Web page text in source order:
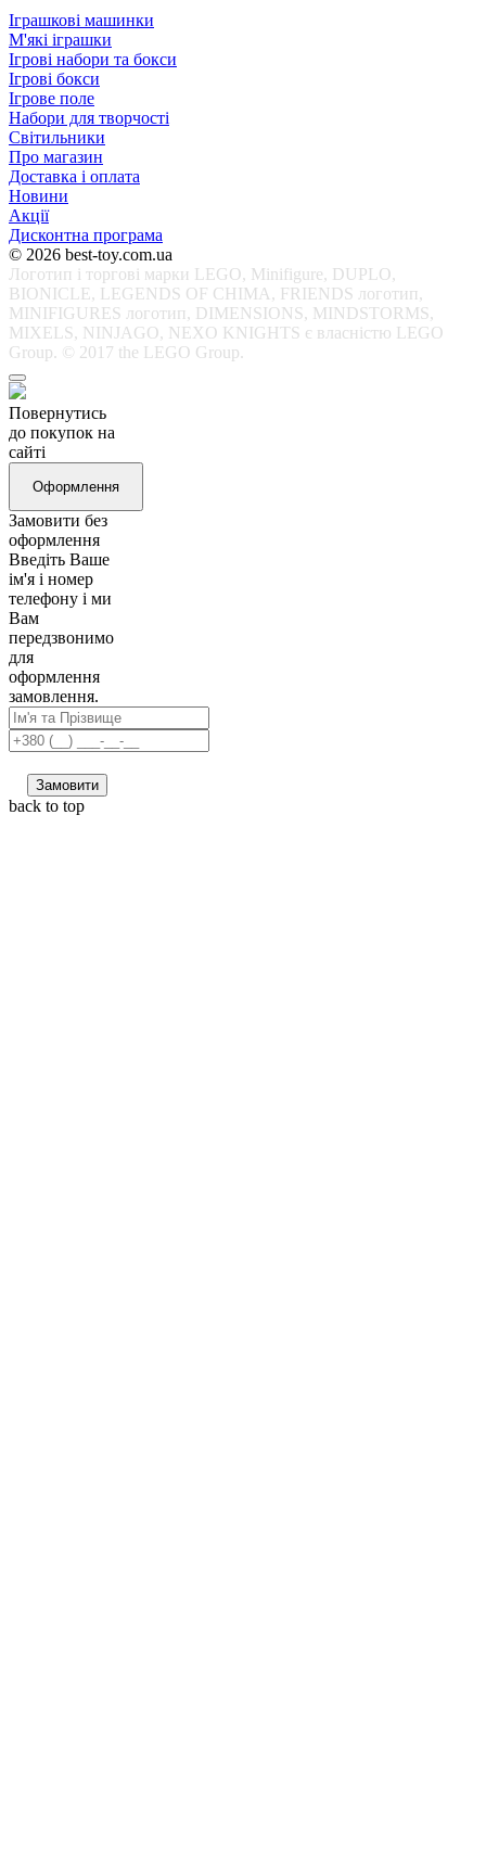
Іграшкові машинки
М'які іграшки
Ігрові набори та бокси
Ігрові бокси
Ігрове поле
Набори для творчості
Світильники
Про магазин
Доставка і оплата
Новини
Акції
Дисконтна програма
© 2026 best-toy.com.ua
Логотип і торгові марки LEGO, Minifigure, DUPLO,
BIONICLE, LEGENDS OF CHIMA, FRIENDS логотип,
MINIFIGURES логотип, DIMENSIONS, MINDSTORMS,
MIXELS, NINJAGO, NEXO KNIGHTS є власністю LEGO
Group. © 2017 the LEGO Group.
Повернутись
до покупок на
сайті
Оформлення
Замовити без
оформлення
Введіть Ваше
ім'я і номер
телефону і ми
Вам
передзвонимо
для
оформлення
замовлення.
Замовити
back to top